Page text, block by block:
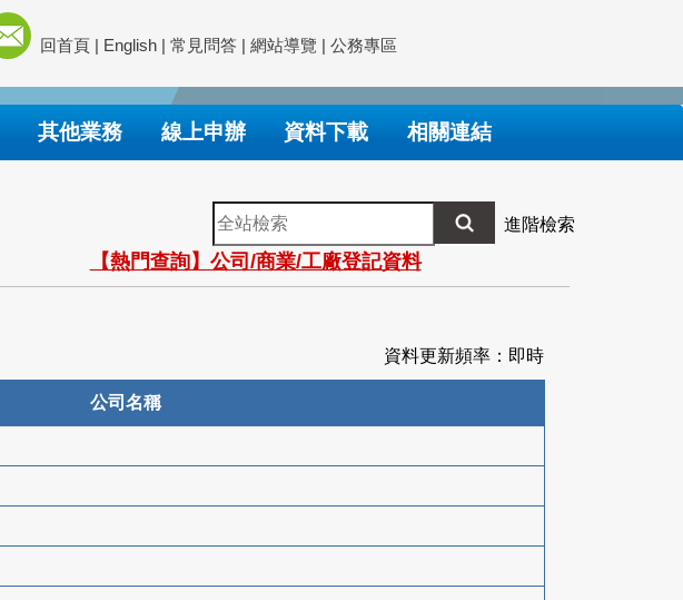
回首頁 | English | 常見問答 | 網站導覽 | 公務專區
其他業務 線上申辦 資料下載 相關連結
全
站
檢
索
進階檢索
【熱門查詢】公司/商業/工廠登記資料
資料更新頻率：即時
公司名稱